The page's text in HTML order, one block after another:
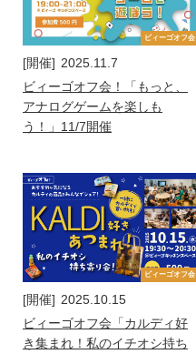
ビィーゴオフ会
[開催] 2025.11.7
ビィーゴオフ会！「もっと、
アナログゲームを楽しも
う！」11/7開催
ビィーゴオフ会
[開催] 2025.10.15
ビィーゴオフ会「カルディ好
き集まれ！私のイチオシ持ち